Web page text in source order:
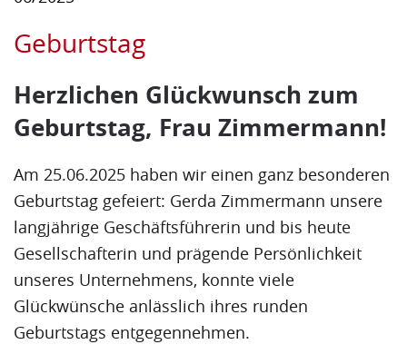
Geburtstag
Herzlichen Glückwunsch zum
Geburtstag, Frau Zimmermann!
Am 25.06.2025 haben wir einen ganz besonderen
Geburtstag gefeiert: Gerda Zimmermann unsere
langjährige Geschäftsführerin und bis heute
Gesellschafterin und prägende Persönlichkeit
unseres Unternehmens, konnte viele
Glückwünsche anlässlich ihres runden
Geburtstags entgegennehmen.